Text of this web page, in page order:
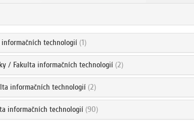
technologií (1)
/ Fakulta informačních technologií (2)
informačních technologií (2)
informačních technologií (90)